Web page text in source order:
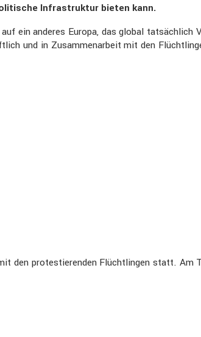
Infra­struktur bieten kann.
ein anderes Europa, das global
und in Zusam­men­ar­beit mit den
den protes­tie­renden Flücht­lingen statt.